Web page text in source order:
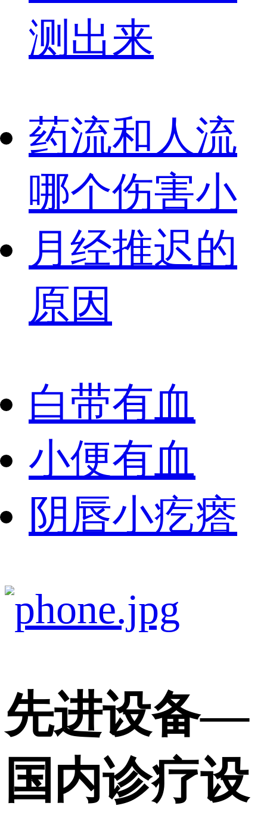
测出来
药流和人流
哪个伤害小
月经推迟的
原因
白带有血
小便有血
阴唇小疙瘩
先进设备—
国内诊疗设